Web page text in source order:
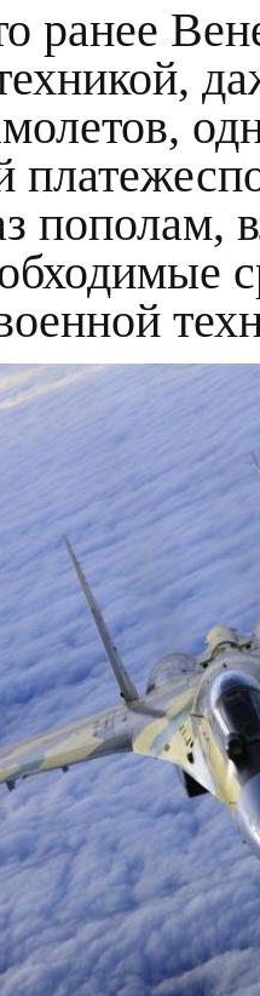
ранее
пополам,